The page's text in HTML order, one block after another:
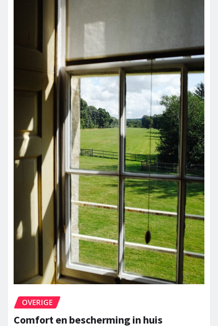
OVERIGE
Comfort en bescherming in huis